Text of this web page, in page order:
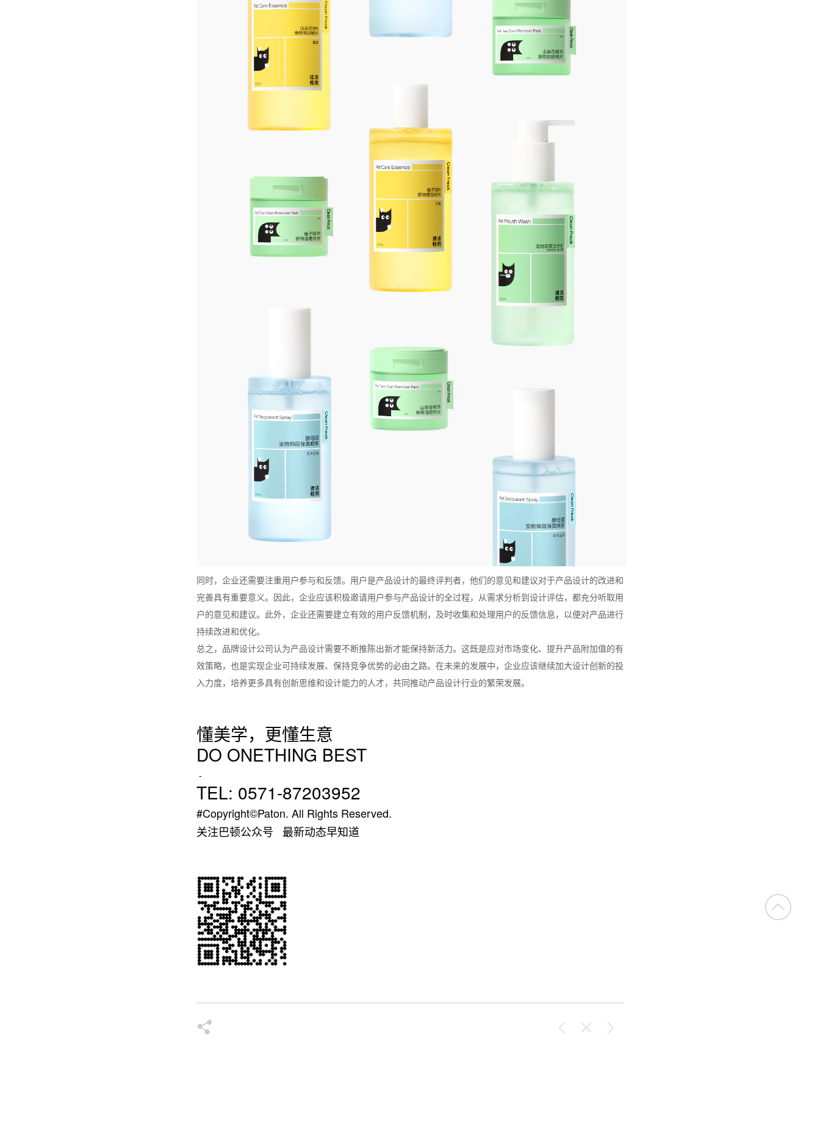
同时，企业还需要注重用户参与和反馈。用户是产品设计的最终评判者，他们的意见和建议对于产品设计的改进和
完善具有重要意义。因此，企业应该积极邀请用户参与产品设计的全过程，从需求分析到设计评估，都充分听取用
户的意见和建议。此外，企业还需要建立有效的用户反馈机制，及时收集和处理用户的反馈信息，以便对产品进行
持续改进和优化。
总之，品牌设计公司认为产品设计需要不断推陈出新才能保持新活力。这既是应对市场变化、提升产品附加值的有
效策略，也是实现企业可持续发展、保持竞争优势的必由之路。在未来的发展中，企业应该继续加大设计创新的投
入力度，培养更多具有创新思维和设计能力的人才，共同推动产品设计行业的繁荣发展。
懂美学，更懂生意
DO ONETHING BEST
-
TEL: 0571-87203952
#Copyright©Paton. All Rights Reserved.
关注巴顿公众号 最新动态早知道